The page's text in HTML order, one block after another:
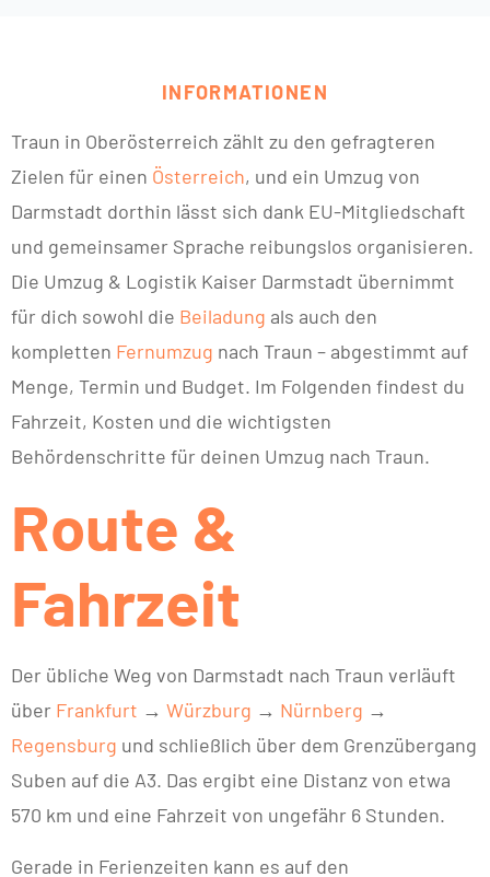
INFORMATIONEN
Traun in Oberösterreich zählt zu den gefragteren
Zielen für einen Österreich, und ein Umzug von
Darmstadt dorthin lässt sich dank EU-Mitgliedschaft
und gemeinsamer Sprache reibungslos organisieren.
Die Umzug & Logistik Kaiser Darmstadt übernimmt
für dich sowohl die Beiladung als auch den
kompletten Fernumzug nach Traun – abgestimmt auf
Menge, Termin und Budget. Im Folgenden findest du
Fahrzeit, Kosten und die wichtigsten
Behördenschritte für deinen Umzug nach Traun.
Route &
Fahrzeit
Der übliche Weg von Darmstadt nach Traun verläuft
über Frankfurt → Würzburg → Nürnberg →
Regensburg und schließlich über dem Grenzübergang
Suben auf die A3. Das ergibt eine Distanz von etwa
570 km und eine Fahrzeit von ungefähr 6 Stunden.
Gerade in Ferienzeiten kann es auf den